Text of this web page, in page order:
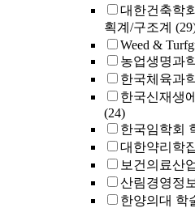
대한건축학
획계/구조계
Weed &
농업생명과
한국체육과
한국신재생
(24)
한국임학회
대한약리학
보건의료산
산림경영정보
한양의대 학